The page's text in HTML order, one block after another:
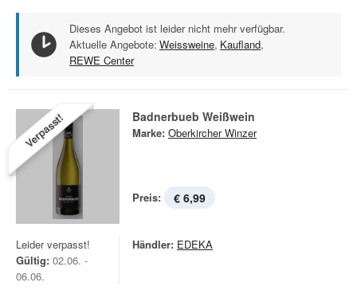
Dieses Angebot ist leider nicht mehr verfügbar.
Aktuelle Angebote: Weissweine, Kaufland,
REWE Center
Verpasst! Badnerbueb Weißwein
Marke: Oberkircher Winzer
Preis: € 6,99
Leider verpasst!
Gültig: 02.06. -
06.06.
Händler: EDEKA